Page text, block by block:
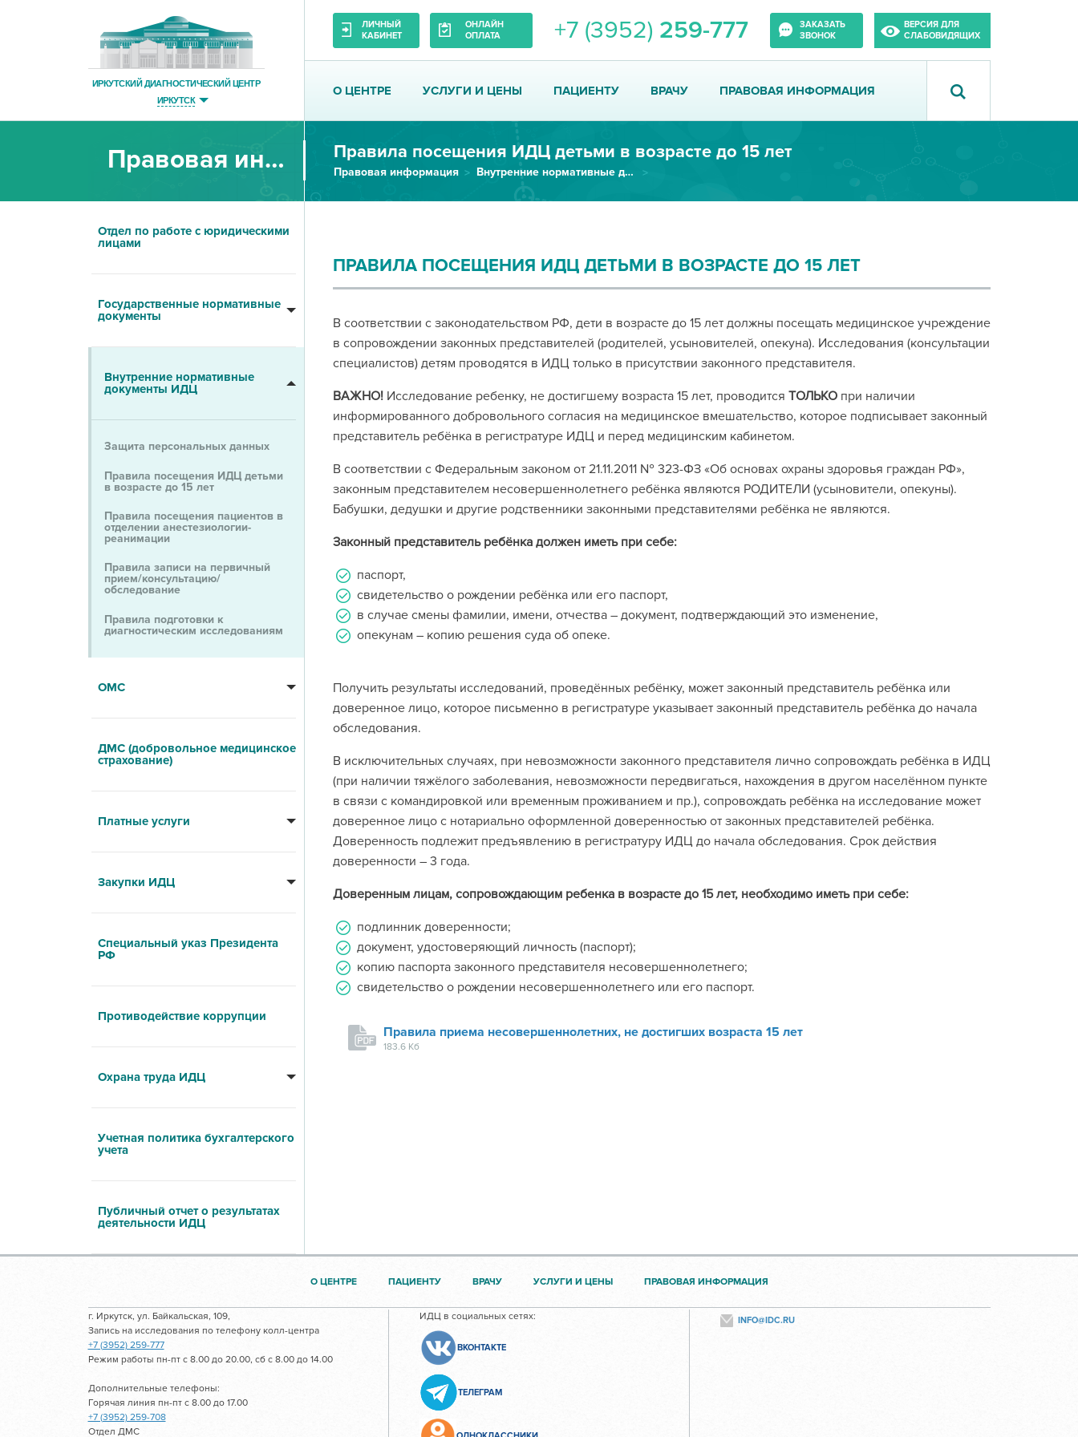
ИРКУТСКИЙ ДИАГНОСТИЧЕСКИЙ ЦЕНТР
ИРКУТСК
ЛИЧНЫЙ
КАБИНЕТ
ОНЛАЙН
ОПЛАТА
+7 (3952) 259-777
ЗАКАЗАТЬ
ЗВОНОК
ВЕРСИЯ ДЛЯ
СЛАБОВИДЯЩИХ
О ЦЕНТРЕ УСЛУГИ И ЦЕНЫ ПАЦИЕНТУ ВРАЧУ ПРАВОВАЯ ИНФОРМАЦИЯ
Правовая информация Правила посещения ИДЦ детьми в возрасте до 15 лет
Правовая информация
Внутренние нормативные документы ИДЦ
Отдел по работе с юридическими
лицами
Государственные нормативные
документы
Внутренние нормативные
документы ИДЦ
Защита персональных данных
Правила посещения ИДЦ детьми
в возрасте до 15 лет
Правила посещения пациентов в
отделении анестезиологии-
реанимации
Правила записи на первичный
прием/консультацию/
обследование
Правила подготовки к
диагностическим исследованиям
ОМС
ДМС (добровольное медицинское
страхование)
Платные услуги
Закупки ИДЦ
Специальный указ Президента
РФ
Противодействие коррупции
Охрана труда ИДЦ
Учетная политика бухгалтерского
учета
Публичный отчет о результатах
деятельности ИДЦ
ПРАВИЛА ПОСЕЩЕНИЯ ИДЦ ДЕТЬМИ В ВОЗРАСТЕ ДО 15 ЛЕТ
В соответствии с законодательством РФ, дети в возрасте до 15 лет должны посещать медицинское учреждение
в сопровождении законных представителей (родителей, усыновителей, опекуна). Исследования (консультации
специалистов) детям проводятся в ИДЦ только в присутствии законного представителя.
ВАЖНО! Исследование ребенку, не достигшему возраста 15 лет, проводится ТОЛЬКО при наличии
информированного добровольного согласия на медицинское вмешательство, которое подписывает законный
представитель ребёнка в регистратуре ИДЦ и перед медицинским кабинетом.
В соответствии с Федеральным законом от 21.11.2011 № 323-ФЗ «Об основах охраны здоровья граждан РФ»,
законным представителем несовершеннолетнего ребёнка являются РОДИТЕЛИ (усыновители, опекуны).
Бабушки, дедушки и другие родственники законными представителями ребёнка не являются.
Законный представитель ребёнка должен иметь при себе:
паспорт,
свидетельство о рождении ребёнка или его паспорт,
в случае смены фамилии, имени, отчества – документ, подтверждающий это изменение,
опекунам – копию решения суда об опеке.
Получить результаты исследований, проведённых ребёнку, может законный представитель ребёнка или
доверенное лицо, которое письменно в регистратуре указывает законный представитель ребёнка до начала
обследования.
В исключительных случаях, при невозможности законного представителя лично сопровождать ребёнка в ИДЦ
(при наличии тяжёлого заболевания, невозможности передвигаться, нахождения в другом населённом пункте
в связи с командировкой или временным проживанием и пр.), сопровождать ребёнка на исследование может
доверенное лицо с нотариально оформленной доверенностью от законных представителей ребёнка.
Доверенность подлежит предъявлению в регистратуру ИДЦ до начала обследования. Срок действия
доверенности – 3 года.
Доверенным лицам, сопровождающим ребенка в возрасте до 15 лет, необходимо иметь при себе:
подлинник доверенности;
документ, удостоверяющий личность (паспорт);
копию паспорта законного представителя несовершеннолетнего;
свидетельство о рождении несовершеннолетнего или его паспорт.
Правила приема несовершеннолетних, не достигших возраста 15 лет
183.6 Кб
О ЦЕНТРЕ ПАЦИЕНТУ ВРАЧУ УСЛУГИ И ЦЕНЫ ПРАВОВАЯ ИНФОРМАЦИЯ
г. Иркутск, ул. Байкальская, 109,
Запись на исследования по телефону колл-центра
+7 (3952) 259-777
Режим работы пн-пт с 8.00 до 20.00, сб с 8.00 до 14.00
Дополнительные телефоны:
Горячая линия пн-пт с 8.00 до 17.00
+7 (3952) 259-708
Отдел ДМС
ИДЦ в социальных сетях:
ВКОНТАКТЕ
ТЕЛЕГРАМ
INFO@IDC.RU